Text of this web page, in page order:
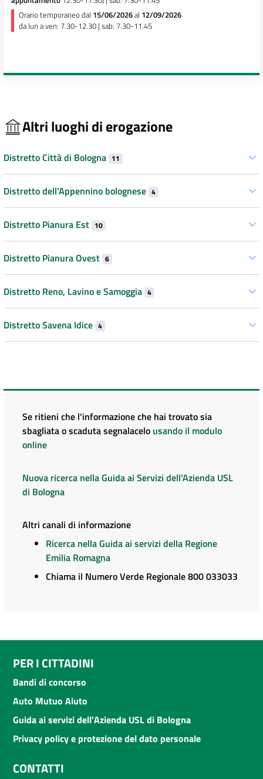
Orario temporaneo dal 15/06/2026al 12/09/2026
da lun a ven: 7.30-12.30 | sab: 7.30-11.45
Altri luoghi di erogazione
Distretto Città di Bologna 11
Distretto dell’Appennino bolognese 4
Distretto Pianura Est 10
Distretto Pianura Ovest 6
Distretto Reno, Lavino e Samoggia 4
Distretto Savena Idice 4
Se ritieni che l'informazione che hai trovato sia
sbagliata o scaduta segnalacelo usando il modulo
online
Nuova ricerca nella Guida ai Servizi dell'Azienda USL
di Bologna
Altri canali di informazione
Ricerca nella Guida ai servizi della Regione
Emilia Romagna
Chiama il Numero Verde Regionale 800 033033
PER I CITTADINI
Bandi di concorso
Auto Mutuo Aiuto
Guida ai servizi dell'Azienda USL di Bologna
Privacy policy e protezione del dato personale
CONTATTI